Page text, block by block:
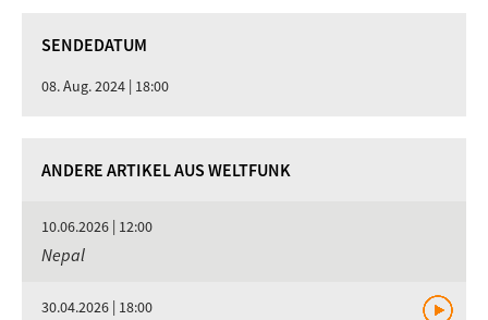
SENDEDATUM
08. Aug. 2024 | 18:00
ANDERE ARTIKEL AUS WELTFUNK
10.06.2026 | 12:00
Nepal
30.04.2026 | 18:00